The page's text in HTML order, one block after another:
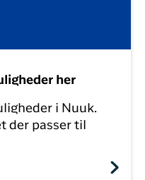
her
i Nuuk.
der passer til